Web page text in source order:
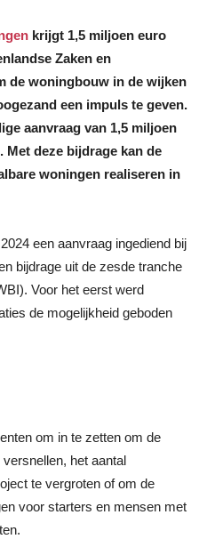
krijgt 1,5 miljoen euro
Zaken en
de woningbouw in de wijken
een impuls te geven.
aanvraag van 1,5 miljoen
Met deze bijdrage kan de
woningen realiseren in
een aanvraag ingediend bij
bijdrage uit de zesde tranche
Voor het eerst werd
de mogelijkheid geboden
om in te zetten om de
het aantal
te vergroten of om de
voor starters en mensen met